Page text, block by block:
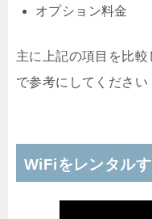
オプション料金
主に上記の項目を比
で参考にしてください
WiFiをレンタル